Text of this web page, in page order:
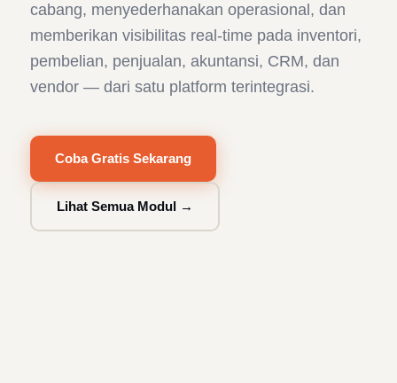
cabang, menyederhanakan operasional, dan
memberikan visibilitas real-time pada inventori,
pembelian, penjualan, akuntansi, CRM, dan
vendor — dari satu platform terintegrasi.
Coba Gratis Sekarang
Lihat Semua Modul →